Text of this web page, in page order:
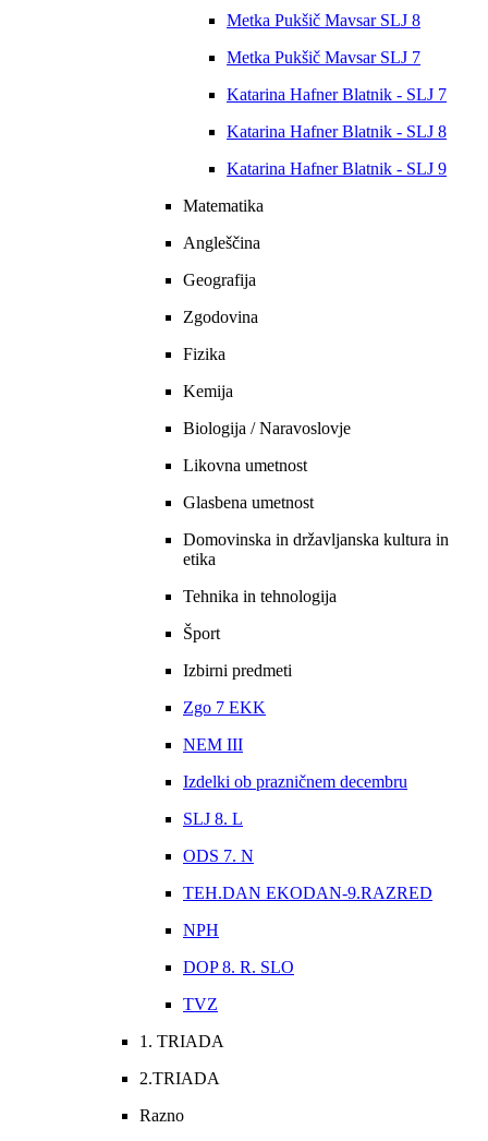
Metka Pukšič Mavsar SLJ 8
Metka Pukšič Mavsar SLJ 7
Katarina Hafner Blatnik - SLJ 7
Katarina Hafner Blatnik - SLJ 8
Katarina Hafner Blatnik - SLJ 9
Matematika
Angleščina
Geografija
Zgodovina
Fizika
Kemija
Biologija / Naravoslovje
Likovna umetnost
Glasbena umetnost
Domovinska in državljanska kultura in
etika
Tehnika in tehnologija
Šport
Izbirni predmeti
Zgo 7 EKK
NEM III
Izdelki ob prazničnem decembru
SLJ 8. L
ODS 7. N
TEH.DAN EKODAN-9.RAZRED
NPH
DOP 8. R. SLO
TVZ
1. TRIADA
2.TRIADA
Razno